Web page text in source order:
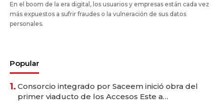
En el boom de la era digital, los usuarios y empresas están cada vez
más expuestos a sufrir fraudes o la vulneración de sus datos
personales.
Popular
1. Consorcio integrado por Saceem inició obra del
primer viaducto de los Accesos Este a